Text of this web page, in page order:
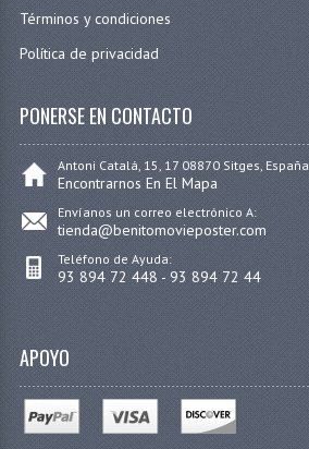
Términos y condiciones
Política de privacidad
PONERSE EN CONTACTO
Antoni Catalá, 15, 17 08870 Sitges, España
Encontrarnos En El Mapa
Envíanos un correo electrónico A:
tienda@benitomovieposter.com
Teléfono de Ayuda:
93 894 72 448 - 93 894 72 44
APOYO